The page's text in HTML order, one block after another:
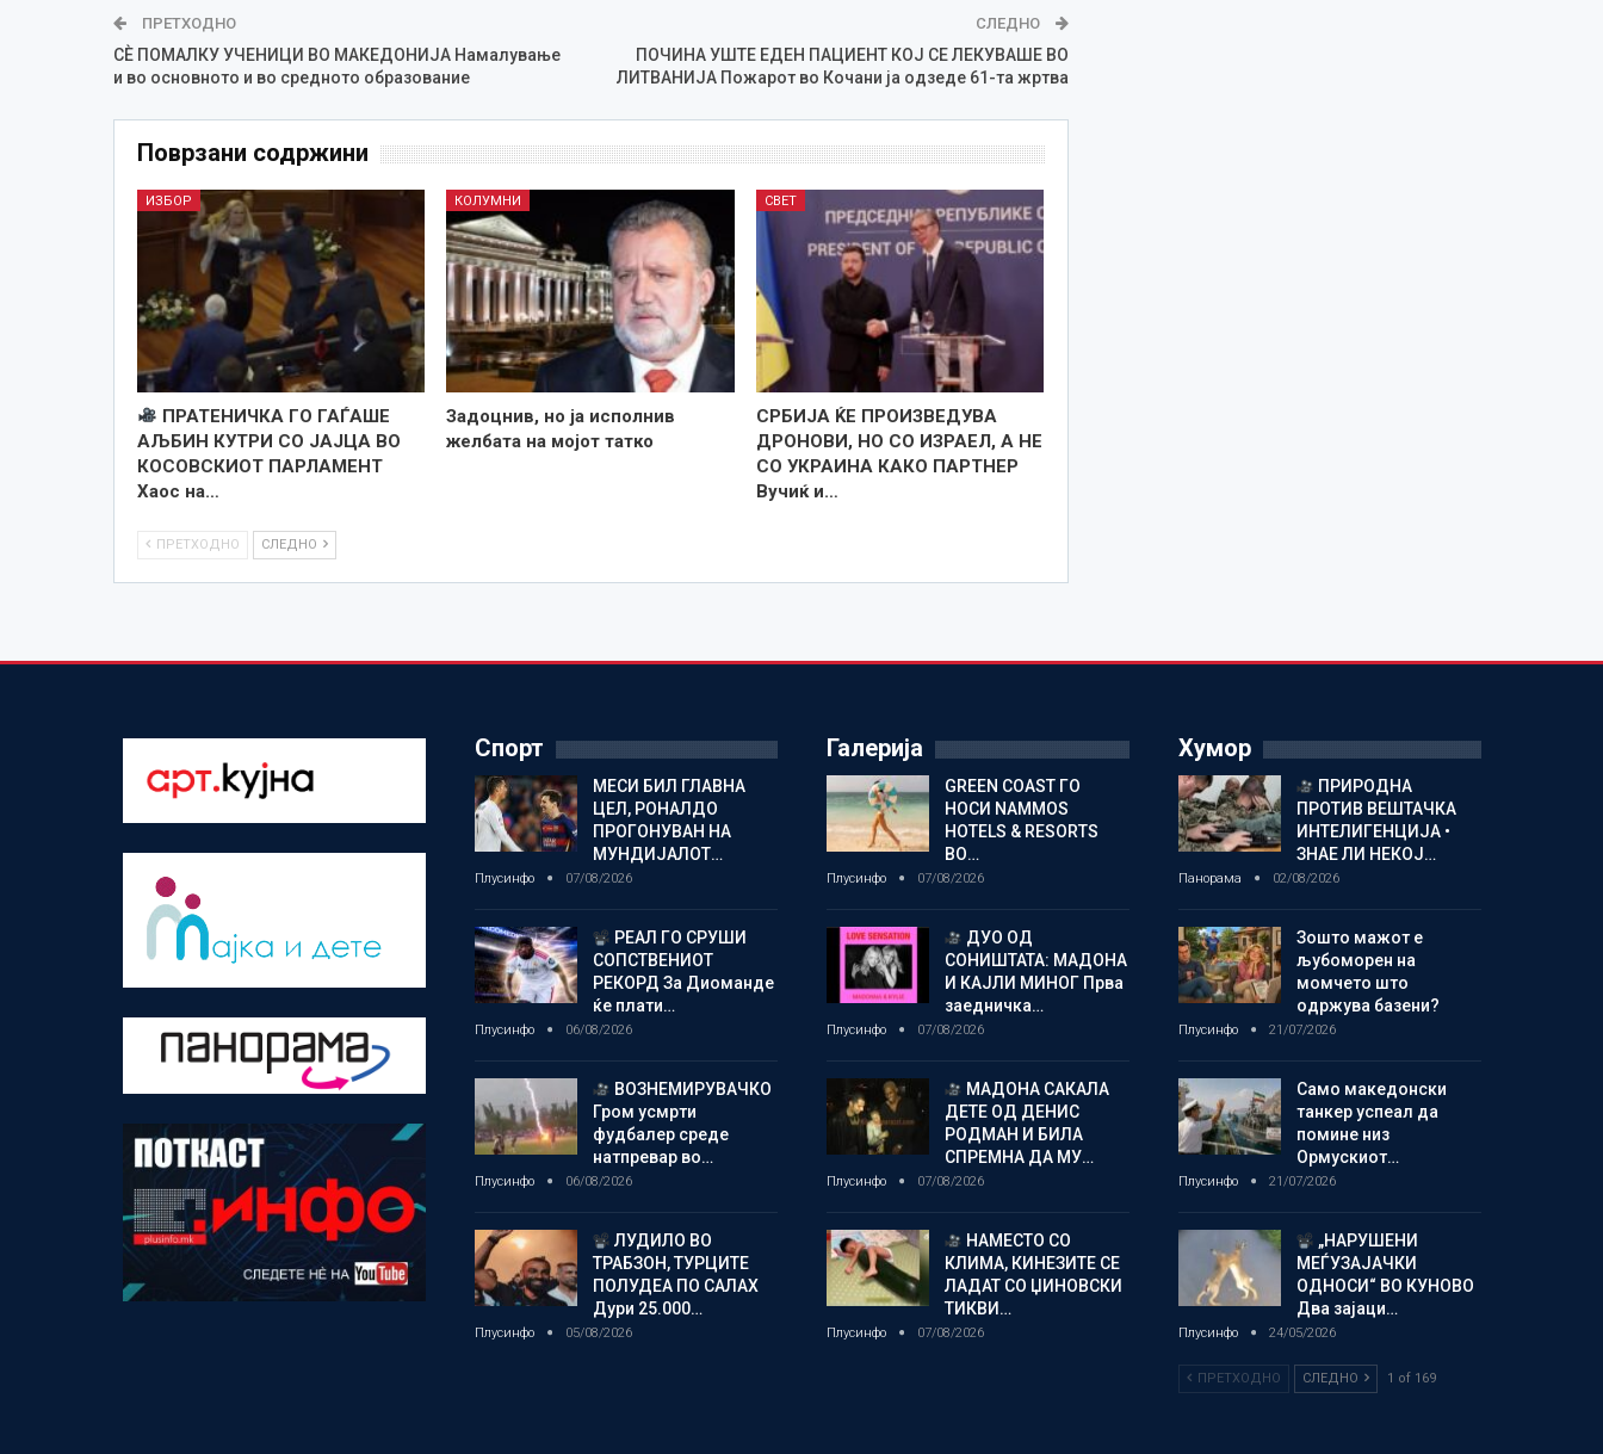
ПРЕТХОДНО
СЀ ПОМАЛКУ УЧЕНИЦИ ВО МАКЕДОНИЈА Намалување
и во основното и во средното образование
СЛЕДНО
ПОЧИНА УШТЕ ЕДЕН ПАЦИЕНТ КОЈ СЕ ЛЕКУВАШЕ ВО
ЛИТВАНИЈА Пожарот во Кочани ја одзеде 61-та жртва
Поврзани содржини
ИЗБОР
ПРАТЕНИЧКА ГО ГАЃАШЕ
АЉБИН КУТРИ СО ЈАЈЦА ВО
КОСОВСКИОТ ПАРЛАМЕНТ
Хаос на…
КОЛУМНИ
Задоцнив, но ја исполнив
желбата на мојот татко
СВЕТ
СРБИЈА ЌЕ ПРОИЗВЕДУВА
ДРОНОВИ, НО СО ИЗРАЕЛ, А НЕ
СО УКРАИНА КАКО ПАРТНЕР
Вучиќ и…
ПРЕТХОДНО СЛЕДНО
Спорт
МЕСИ БИЛ ГЛАВНА
ЦЕЛ, РОНАЛДО
ПРОГОНУВАН НА
МУНДИЈАЛОТ…
Плусинфо 07/08/2026
РЕАЛ ГО СРУШИ
СОПСТВЕНИОТ
РЕКОРД За Диоманде
ќе плати…
Плусинфо 06/08/2026
ВОЗНЕМИРУВАЧКО
Гром усмрти
фудбалер среде
натпревар во…
Плусинфо 06/08/2026
ЛУДИЛО ВО
ТРАБЗОН, ТУРЦИТЕ
ПОЛУДЕА ПО САЛАХ
Дури 25.000…
Плусинфо 05/08/2026
Галерија
GREEN COAST ГО
НОСИ NAMMOS
HOTELS & RESORTS
ВО…
Плусинфо 07/08/2026
ДУО ОД
СОНИШТАТА: МАДОНА
И КАЈЛИ МИНОГ Прва
заедничка…
Плусинфо 07/08/2026
МАДОНА САКАЛА
ДЕТЕ ОД ДЕНИС
РОДМАН И БИЛА
СПРЕМНА ДА МУ…
Плусинфо 07/08/2026
НАМЕСТО СО
КЛИМА, КИНЕЗИТЕ СЕ
ЛАДАТ СО ЏИНОВСКИ
ТИКВИ…
Плусинфо 07/08/2026
Хумор
ПРИРОДНА
ПРОТИВ ВЕШТАЧКА
ИНТЕЛИГЕНЦИЈА •
ЗНАЕ ЛИ НЕКОЈ…
Панорама 02/08/2026
Зошто мажот е
љубоморен на
момчето што
одржува базени?
Плусинфо 21/07/2026
Само македонски
танкер успеал да
помине низ
Ормускиот…
Плусинфо 21/07/2026
„НАРУШЕНИ
МЕЃУЗАЈАЧКИ
ОДНОСИ“ ВО КУНОВО
Два зајаци…
Плусинфо 24/05/2026
ПРЕТХОДНО СЛЕДНО 1 of 169